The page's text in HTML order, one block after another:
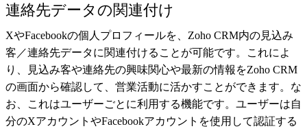
連絡先データの関連付け
XやFacebookの個人プロフィールを、Zoho CRM内の見込み
客／連絡先データに関連付けることが可能です。これによ
り、見込み客や連絡先の興味関心や最新の情報をZoho CRM
の画面から確認して、営業活動に活かすことができます。な
お、これはユーザーごとに利用する機能です。ユーザーは自
分のXアカウントやFacebookアカウントを使用して認証する